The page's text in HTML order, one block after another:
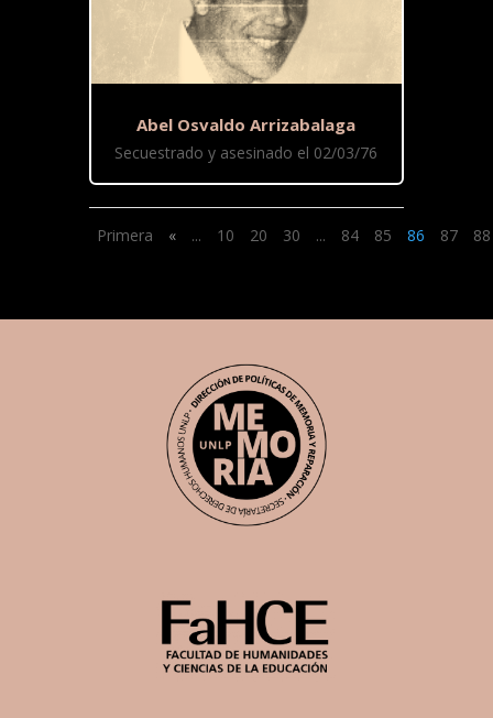
Abel Osvaldo Arrizabalaga
Secuestrado y asesinado el 02/03/76
Primera « ... 10 20 30 ... 84 85 86 87 88